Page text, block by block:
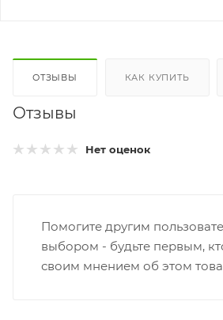
ОТЗЫВЫ КАК КУПИТЬ
Отзывы
Нет оценок
Помогите другим
выбором - будьте первым,
своим мнением об этом